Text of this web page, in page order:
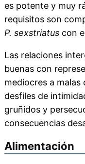
es potente y muy
requisitos son
P. sexstriatuscon
Las relaciones
buenas con
mediocres a
desfiles de
gruñidos y
consecuencias
Alimentación